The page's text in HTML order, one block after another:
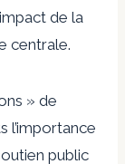
de la
centrale.
» de
l’importance
public